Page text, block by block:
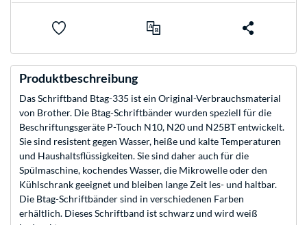
Produktbeschreibung
Das Schriftband Btag-335 ist ein Original-Verbrauchsmaterial
von Brother. Die Btag-Schriftbänder wurden speziell für die
Beschriftungsgeräte P-Touch N10, N20 und N25BT entwickelt.
Sie sind resistent gegen Wasser, heiße und kalte Temperaturen
und Haushaltsflüssigkeiten. Sie sind daher auch für die
Spülmaschine, kochendes Wasser, die Mikrowelle oder den
Kühlschrank geeignet und bleiben lange Zeit les- und haltbar.
Die Btag-Schriftbänder sind in verschiedenen Farben
erhältlich. Dieses Schriftband ist schwarz und wird weiß